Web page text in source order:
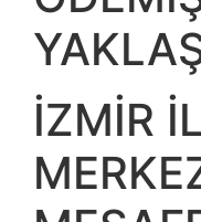
İZMİR İL